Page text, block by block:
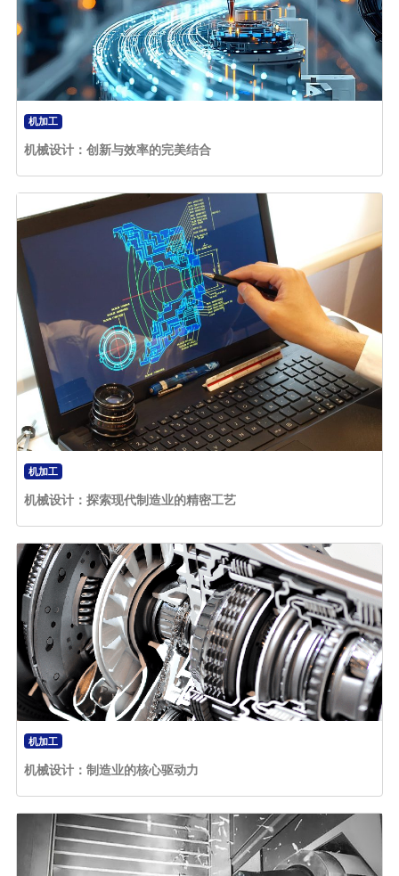
机加工
机械设计：创新与效率的完美结合
机加工
机械设计：探索现代制造业的精密工艺
机加工
机械设计：制造业的核心驱动力